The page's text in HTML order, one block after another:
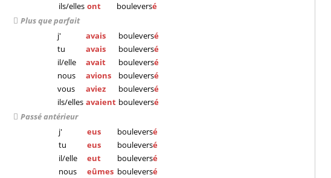
ils/elles ont bouleversé
Plus que parfait
j'
avais bouleversé
tu
avais bouleversé
il/elle
avait bouleversé
nous
avions bouleversé
vous
aviez bouleversé
ils/elles avaient bouleversé
Passé antérieur
j'
eus bouleversé
tu
eus bouleversé
il/elle
eut bouleversé
nous
eûmes bouleversé